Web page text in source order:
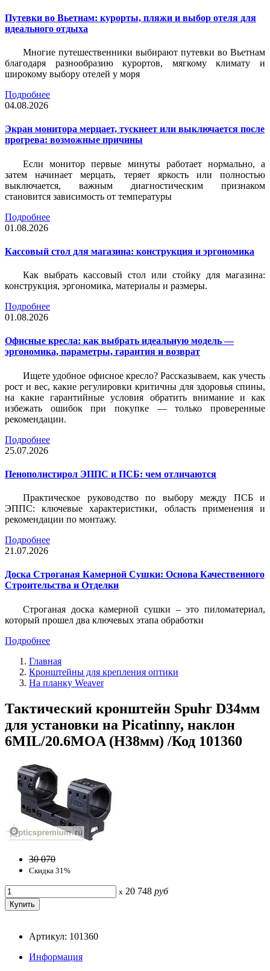
Путевки во Вьетнам: курорты, пляжи и выбор отеля для
идеального отдыха
Многие путешественники выбирают путевки во Вьетнам
благодаря разнообразию курортов, мягкому климату и
широкому выбору отелей у моря
Подробнее
04.08.2026
Экран монитора мерцает, тускнеет или выключается после
прогрева: возможные причины
Если монитор первые минуты работает нормально, а
затем начинает мерцать, теряет яркость или полностью
выключается, важным диагностическим признаком
становится зависимость от температуры
Подробнее
01.08.2026
Кассовый стол для магазина: конструкция и эргономика
Как выбрать кассовый стол или стойку для магазина:
конструкция, эргономика, материалы и размеры.
Подробнее
01.08.2026
Офисные кресла: как выбрать идеальную модель —
эргономика, параметры, гарантия и возврат
Ищете удобное офисное кресло? Рассказываем, как учесть
рост и вес, какие регулировки критичны для здоровья спины,
на какие гарантийные условия обратить внимание и как
избежать ошибок при покупке — только проверенные
рекомендации.
Подробнее
25.07.2026
Пенополистирол ЭППС и ПСБ: чем отличаются
Практическое руководство по выбору между ПСБ и
ЭППС: ключевые характеристики, область применения и
рекомендации по монтажу.
Подробнее
21.07.2026
Доска Строганая Камерной Сушки: Основа Качественного
Строительства и Отделки
Строганая доска камерной сушки – это пиломатериал,
который прошел два ключевых этапа обработки
Подробнее
Главная
Кронштейны для крепления оптики
На планку Weaver
Тактический кронштейн Spuhr D34мм
для установки на Picatinny, наклон
6MIL/20.6MOA (H38мм) /Код 101360
30 070
Скидка 31%
x 20 748 руб
Артикул: 101360
Информация